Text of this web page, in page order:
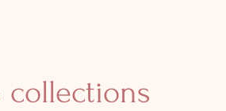
collections